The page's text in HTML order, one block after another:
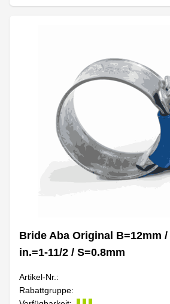
Bride Aba Original B=12mm /
in.=1-11/2 / S=0.8mm
Artikel-Nr.:
Rabattgruppe: